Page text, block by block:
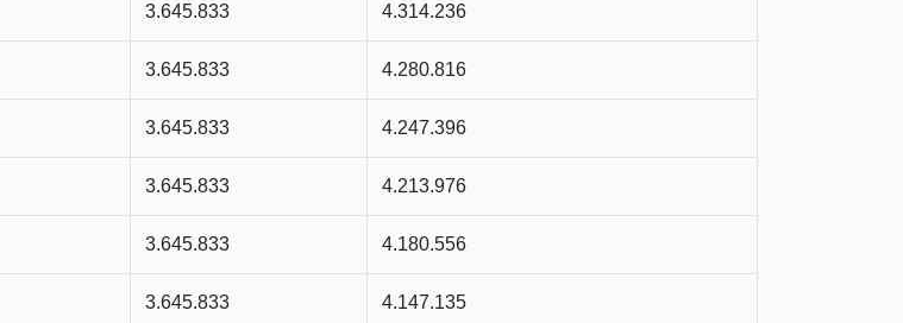
3.645.833 4.314.236
3.645.833 4.280.816
3.645.833 4.247.396
3.645.833 4.213.976
3.645.833 4.180.556
3.645.833 4.147.135